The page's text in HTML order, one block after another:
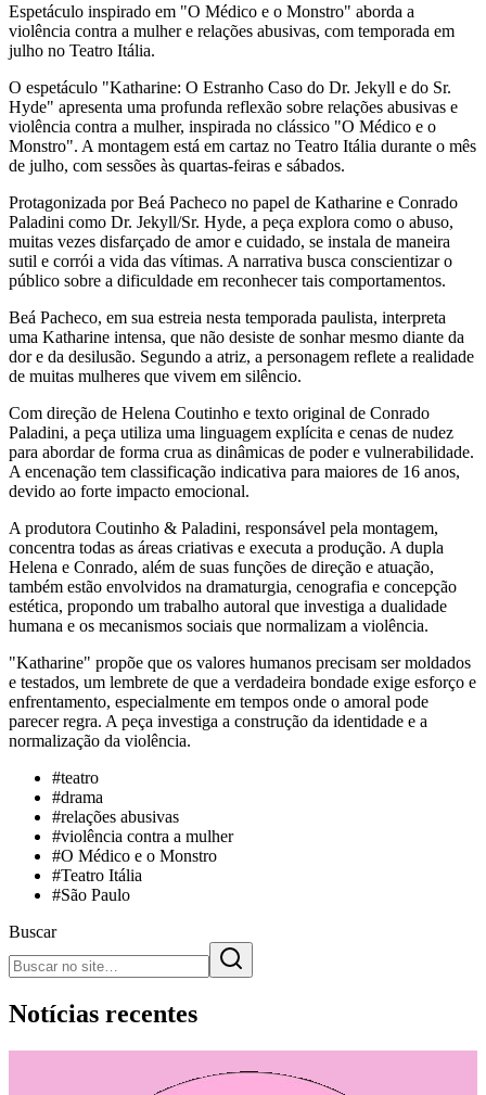
Espetáculo inspirado em "O Médico e o Monstro" aborda a
violência contra a mulher e relações abusivas, com temporada em
julho no Teatro Itália.
O espetáculo "Katharine: O Estranho Caso do Dr. Jekyll e do Sr.
Hyde" apresenta uma profunda reflexão sobre relações abusivas e
violência contra a mulher, inspirada no clássico "O Médico e o
Monstro". A montagem está em cartaz no Teatro Itália durante o mês
de julho, com sessões às quartas-feiras e sábados.
Protagonizada por Beá Pacheco no papel de Katharine e Conrado
Paladini como Dr. Jekyll/Sr. Hyde, a peça explora como o abuso,
muitas vezes disfarçado de amor e cuidado, se instala de maneira
sutil e corrói a vida das vítimas. A narrativa busca conscientizar o
público sobre a dificuldade em reconhecer tais comportamentos.
Beá Pacheco, em sua estreia nesta temporada paulista, interpreta
uma Katharine intensa, que não desiste de sonhar mesmo diante da
dor e da desilusão. Segundo a atriz, a personagem reflete a realidade
de muitas mulheres que vivem em silêncio.
Com direção de Helena Coutinho e texto original de Conrado
Paladini, a peça utiliza uma linguagem explícita e cenas de nudez
para abordar de forma crua as dinâmicas de poder e vulnerabilidade.
A encenação tem classificação indicativa para maiores de 16 anos,
devido ao forte impacto emocional.
A produtora Coutinho & Paladini, responsável pela montagem,
concentra todas as áreas criativas e executa a produção. A dupla
Helena e Conrado, além de suas funções de direção e atuação,
também estão envolvidos na dramaturgia, cenografia e concepção
estética, propondo um trabalho autoral que investiga a dualidade
humana e os mecanismos sociais que normalizam a violência.
"Katharine" propõe que os valores humanos precisam ser moldados
e testados, um lembrete de que a verdadeira bondade exige esforço e
enfrentamento, especialmente em tempos onde o amoral pode
parecer regra. A peça investiga a construção da identidade e a
normalização da violência.
#teatro
#drama
#relações abusivas
#violência contra a mulher
#O Médico e o Monstro
#Teatro Itália
#São Paulo
Buscar
Notícias recentes